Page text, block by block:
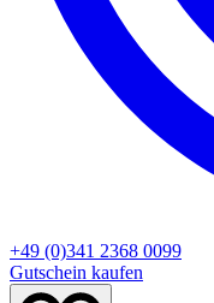
+49 (0)341 2368 0099
Gutschein kaufen